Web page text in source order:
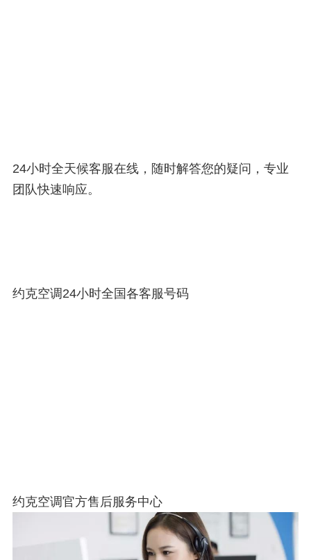
24小时全天候客服在线，随时解答您的疑问，专业
团队快速响应。
约克空调24小时全国各客服号码
约克空调官方售后服务中心